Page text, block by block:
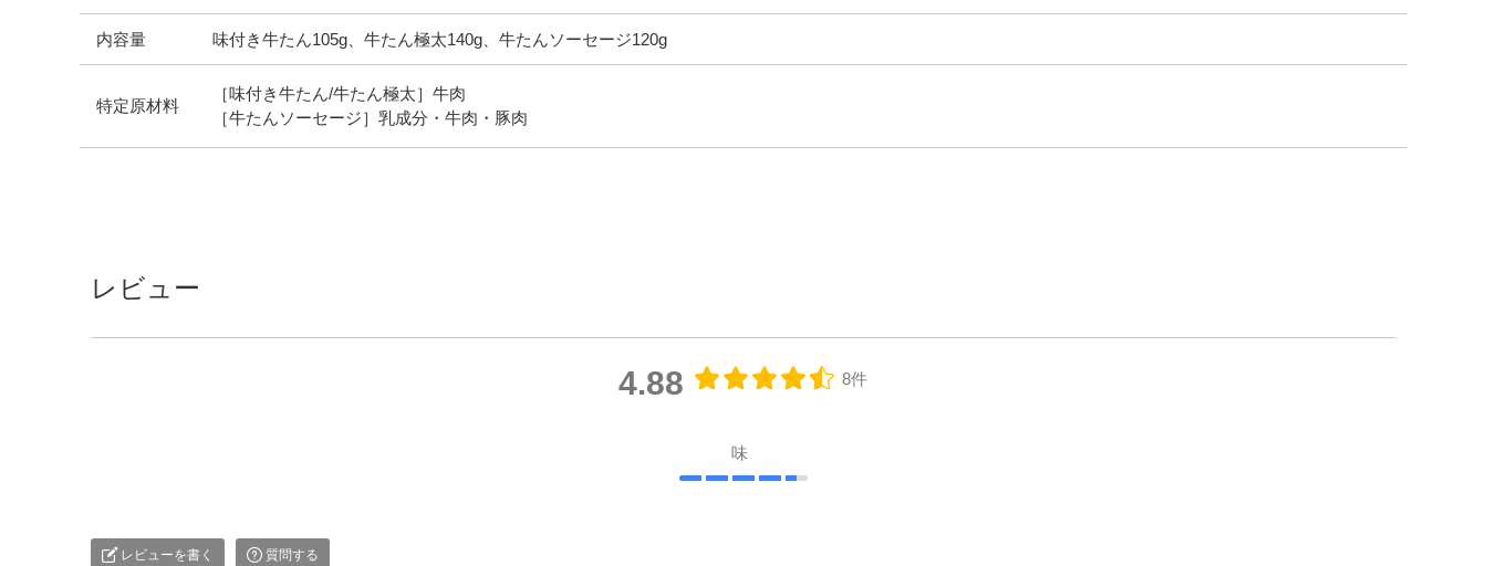
内容量 味付き牛たん105g、牛たん極太140g、牛たんソーセージ120g
特定原材料
［味付き牛たん/牛たん極太］牛肉
［牛たんソーセージ］ 乳成分・牛肉・豚肉
レビュー
4.88 8件
味
レビューを書く 質問する